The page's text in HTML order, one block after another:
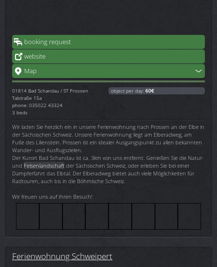
booking request
website
Map
01814 Bad Schandau / ST Prossen
Talstraße 15a
phone: 035022 43324
3 beds
object per day: 60€
Wir laden Sie herzlich ein in unsere Ferienwohnung nach Prossen an der Elbe in
der Sächsischen Schweiz. Unsere Ferienwohnung liegt am Elberadweg, am
Fuße des Lilienstein. Prossen ist ein idealer Ausgangspunkt zu allen bekannten
Wander- und Ausflugszielen.
Der Kurort Bad Schandau ist ca. 3km von uns entfernt. Genießen Sie die Natur-
und Felsenlandschaft der Sächsischen Schweiz, oder erleben Sie bei einer
Dampferfahrt das Elbtal. Der Elberadweg bietet auch viele Möglichkeiten für
Radtouren, auch bis in die Böhmische Schweiz.
Wir freuen uns auf Ihren Besuch!
Ferienwohnung Schweipert